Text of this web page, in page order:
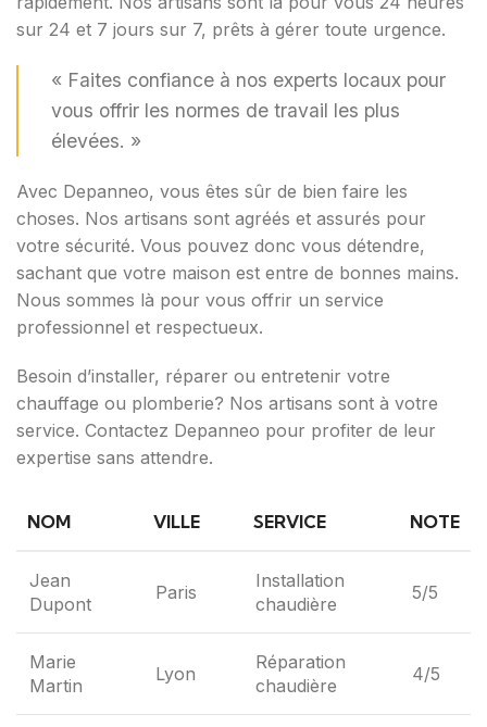
sur 24 et 7 jours sur 7, prêts à gérer toute urgence.
« Faites confiance à nos experts locaux pour
vous offrir les normes de travail les plus
élevées. »
Avec Depanneo, vous êtes sûr de bien faire les
choses. Nos artisans sont agréés et assurés pour
votre sécurité. Vous pouvez donc vous détendre,
sachant que votre maison est entre de bonnes mains.
Nous sommes là pour vous offrir un service
professionnel et respectueux.
Besoin d’installer, réparer ou entretenir votre
chauffage ou plomberie? Nos artisans sont à votre
service. Contactez Depanneo pour profiter de leur
expertise sans attendre.
NOM VILLE SERVICE NOTE
Jean
Dupont
Paris
Installation
chaudière
5/5
Marie
Martin
Lyon
Réparation
chaudière
4/5